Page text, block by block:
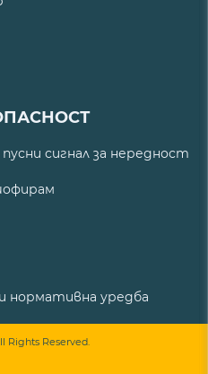
сигнал за нередност
нормативна уредба
Rights Reserved.